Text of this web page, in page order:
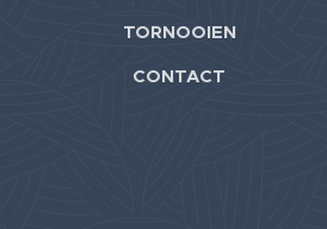
TORNOOIEN
CONTACT